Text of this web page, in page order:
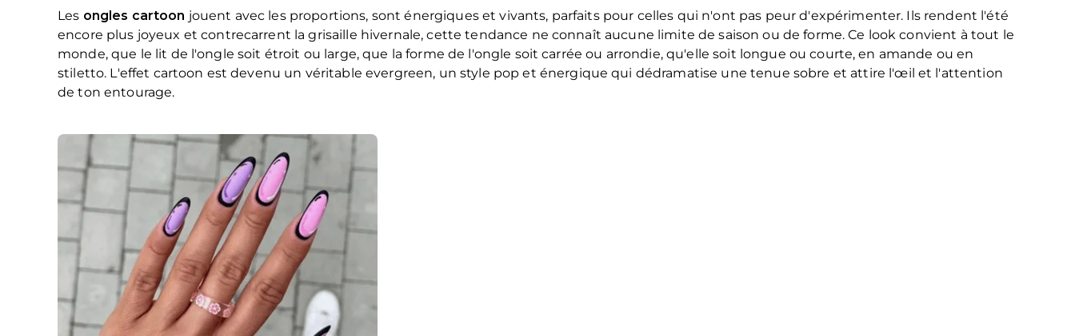
Les ongles cartoon jouent avec les proportions, sont énergiques et vivants, parfaits pour celles qui n'ont pas peur d'expérimenter. Ils rendent l'été
encore plus joyeux et contrecarrent la grisaille hivernale, cette tendance ne connaît aucune limite de saison ou de forme. Ce look convient à tout le
monde, que le lit de l'ongle soit étroit ou large, que la forme de l'ongle soit carrée ou arrondie, qu'elle soit longue ou courte, en amande ou en
stiletto. L'effet cartoon est devenu un véritableevergreen, un style pop et énergique qui dédramatise une tenue sobre et attire l'œil et l'attention
de ton entourage.